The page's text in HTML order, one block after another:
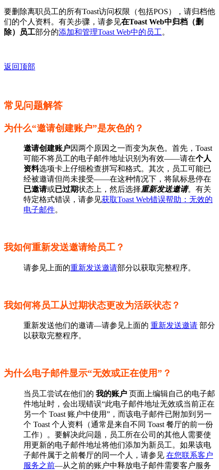
要删除离职员工的所有Toast访问权限（包括POS），请归档他
们的个人资料。有关步骤，请参见在Toast Web中归档（删
除）员工部分的添加和管理Toast Web中的员工。
返回顶部
常见问题解答
为什么“邀请创建账户”是灰色的？
邀请创建账户因两个原因之一而变为灰色。首先，Toast
可能不将员工的电子邮件地址识别为有效——请在个人
资料选项卡上仔细检查拼写和格式。其次，员工可能已
经被邀请但尚未接受——在这种情况下，将鼠标悬停在
已邀请或已过期状态上，然后选择重新发送邀请。有关
特定格式错误，请参见获取Toast Web错误帮助：无效的
电子邮件。
我如何重新发送邀请给员工？
请参见上面的重新发送邀请部分以获取完整程序。
我如何将员工从过期状态更改为活跃状态？
重新发送他们的邀请—请参见上面的 重新发送邀请 部分
以获取完整程序。
为什么电子邮件显示“无效或正在使用”？
当员工尝试在他们的 我的账户 页面上编辑自己的电子邮
件地址时，会出现错误“此电子邮件地址无效或当前正在
另一个 Toast 账户中使用”，而该电子邮件已附加到另一
个 Toast 个人资料（通常是来自不同 Toast 餐厅的前一份
工作）。要解决此问题，员工所在公司的其他人需要使
用更新的电子邮件地址将他们添加为新员工。如果该电
子邮件属于之前餐厅的同一个人，请参见 在您联系客户
服务之前—从之前的账户中释放电子邮件需要客户服务